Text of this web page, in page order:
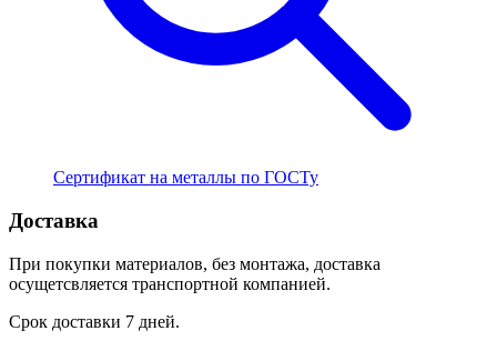
Сертификат на металлы по ГОСТу
Доставка
При покупки материалов, без монтажа, доставка
осущетсвляется транспортной компанией.
Срок доставки 7 дней.